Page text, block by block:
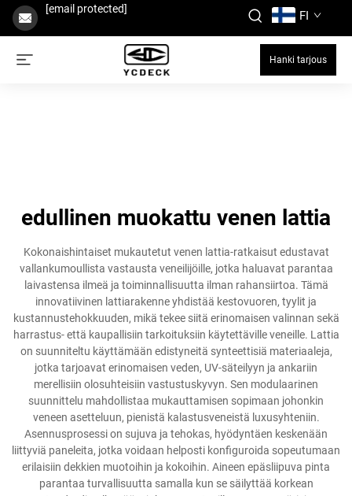
[email protected] FI
Hanki tarjous
edullinen muokattu venen lattia
Kokonaishintaiset mukautetut venen lattia-ratkaisut edustavat
vallankumoullista vastausta veneilijöille, jotka haluavat parantaa
laivastensa ilmeä ja toiminnallisuutta ilman rahansiirtoa. Tämä
innovatiivinen lattiarakenne yhdistää kestovuoren, tyylit ja
kustannustehokkuuden, mikä tekee siitä erinomaisen valinnan sekä
harrastus- että kaupallisiin tarkoituksiin käytettäville veneille. Lattia
on suunniteltu käyttämään edistyneitä synteettisiä materiaaleja,
jotka tarjoavat erinomaisen veden, UV-säteilyyn ja ankariin
merellisiin olosuhteisiin vastustuskyvyn. Sen modulaarinen
suunnittelu mahdollistaa mukauttamisen sopimaan johonkin
veneen asetteluun, pienistä kalastusveneistä luxusyhteniin.
Asennusprosessi on sujuva ja tehokas, hyödyntäen keskenään
liittyviä paneleita, jotka voidaan helposti konfiguroida sopeutumaan
erilaisiin dekkien muotoihin ja kokoihin. Aineen epäsliipuva pinta
parantaa turvallisuutta samalla kun se säilyttää korkean